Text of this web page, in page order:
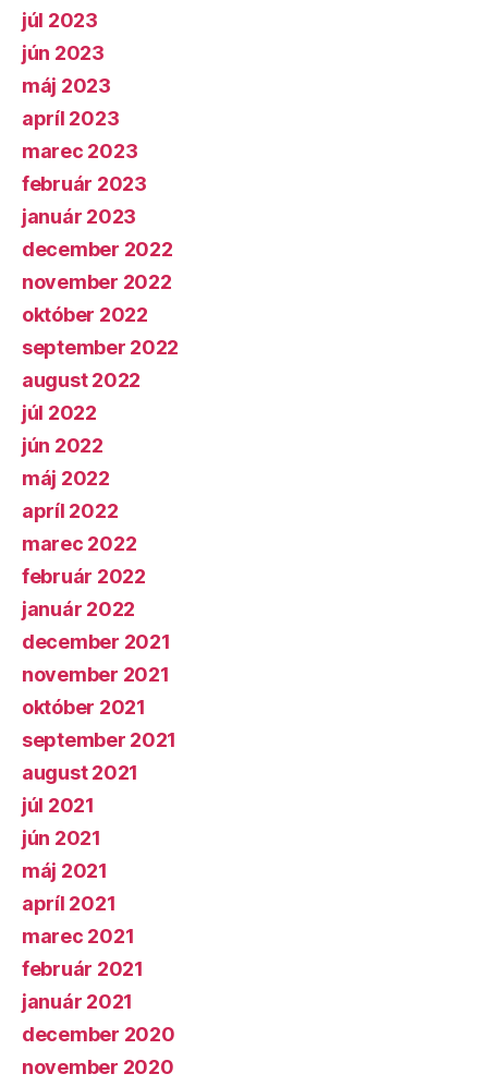
júl 2023
jún 2023
máj 2023
apríl 2023
marec 2023
február 2023
január 2023
december 2022
november 2022
október 2022
september 2022
august 2022
júl 2022
jún 2022
máj 2022
apríl 2022
marec 2022
február 2022
január 2022
december 2021
november 2021
október 2021
september 2021
august 2021
júl 2021
jún 2021
máj 2021
apríl 2021
marec 2021
február 2021
január 2021
december 2020
november 2020